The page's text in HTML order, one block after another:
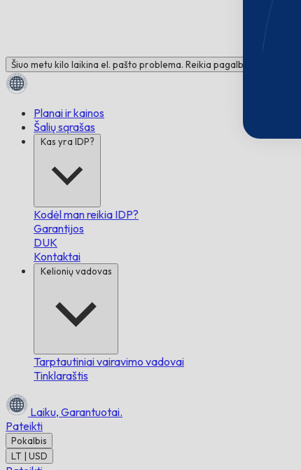
Šiuo metu kilo laikina el. pašto problema. Reikia pagalbos?
Planai ir kainos
Šalių sąrašas
Kas yra IDP?
Kodėl man reikia IDP?
Garantijos
DUK
Kontaktai
Kelionių vadovas
Tarptautiniai vairavimo vadovai
Tinklaraštis
Laiku, Garantuotai.
Pateikti
Pokalbis
LT | USD